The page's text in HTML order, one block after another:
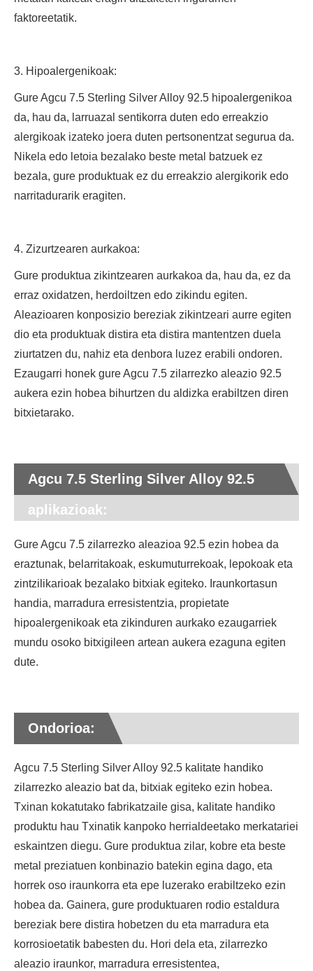
faktoreetatik.
3. Hipoalergenikoak:
Gure Agcu 7.5 Sterling Silver Alloy 92.5 hipoalergenikoa
da, hau da, larruazal sentikorra duten edo erreakzio
alergikoak izateko joera duten pertsonentzat segurua da.
Nikela edo letoia bezalako beste metal batzuek ez
bezala, gure produktuak ez du erreakzio alergikorik edo
narritadurarik eragiten.
4. Zizurtzearen aurkakoa:
Gure produktua zikintzearen aurkakoa da, hau da, ez da
erraz oxidatzen, herdoiltzen edo zikindu egiten.
Aleazioaren konposizio bereziak zikintzeari aurre egiten
dio eta produktuak distira eta distira mantentzen duela
ziurtatzen du, nahiz eta denbora luzez erabili ondoren.
Ezaugarri honek gure Agcu 7.5 zilarrezko aleazio 92.5
aukera ezin hobea bihurtzen du aldizka erabiltzen diren
bitxietarako.
Agcu 7.5 Sterling Silver Alloy 92.5
aplikazioak:
Gure Agcu 7.5 zilarrezko aleazioa 92.5 ezin hobea da
eraztunak, belarritakoak, eskumuturrekoak, lepokoak eta
zintzilikarioak bezalako bitxiak egiteko. Iraunkortasun
handia, marradura erresistentzia, propietate
hipoalergenikoak eta zikinduren aurkako ezaugarriek
mundu osoko bitxigileen artean aukera ezaguna egiten
dute.
Ondorioa:
Agcu 7.5 Sterling Silver Alloy 92.5 kalitate handiko
zilarrezko aleazio bat da, bitxiak egiteko ezin hobea.
Txinan kokatutako fabrikatzaile gisa, kalitate handiko
produktu hau Txinatik kanpoko herrialdeetako merkatariei
eskaintzen diegu. Gure produktua zilar, kobre eta beste
metal preziatuen konbinazio batekin egina dago, eta
horrek oso iraunkorra eta epe luzerako erabiltzeko ezin
hobea da. Gainera, gure produktuaren rodio estaldura
bereziak bere distira hobetzen du eta marradura eta
korrosioetatik babesten du. Hori dela eta, zilarrezko
aleazio iraunkor, marradura erresistentea,